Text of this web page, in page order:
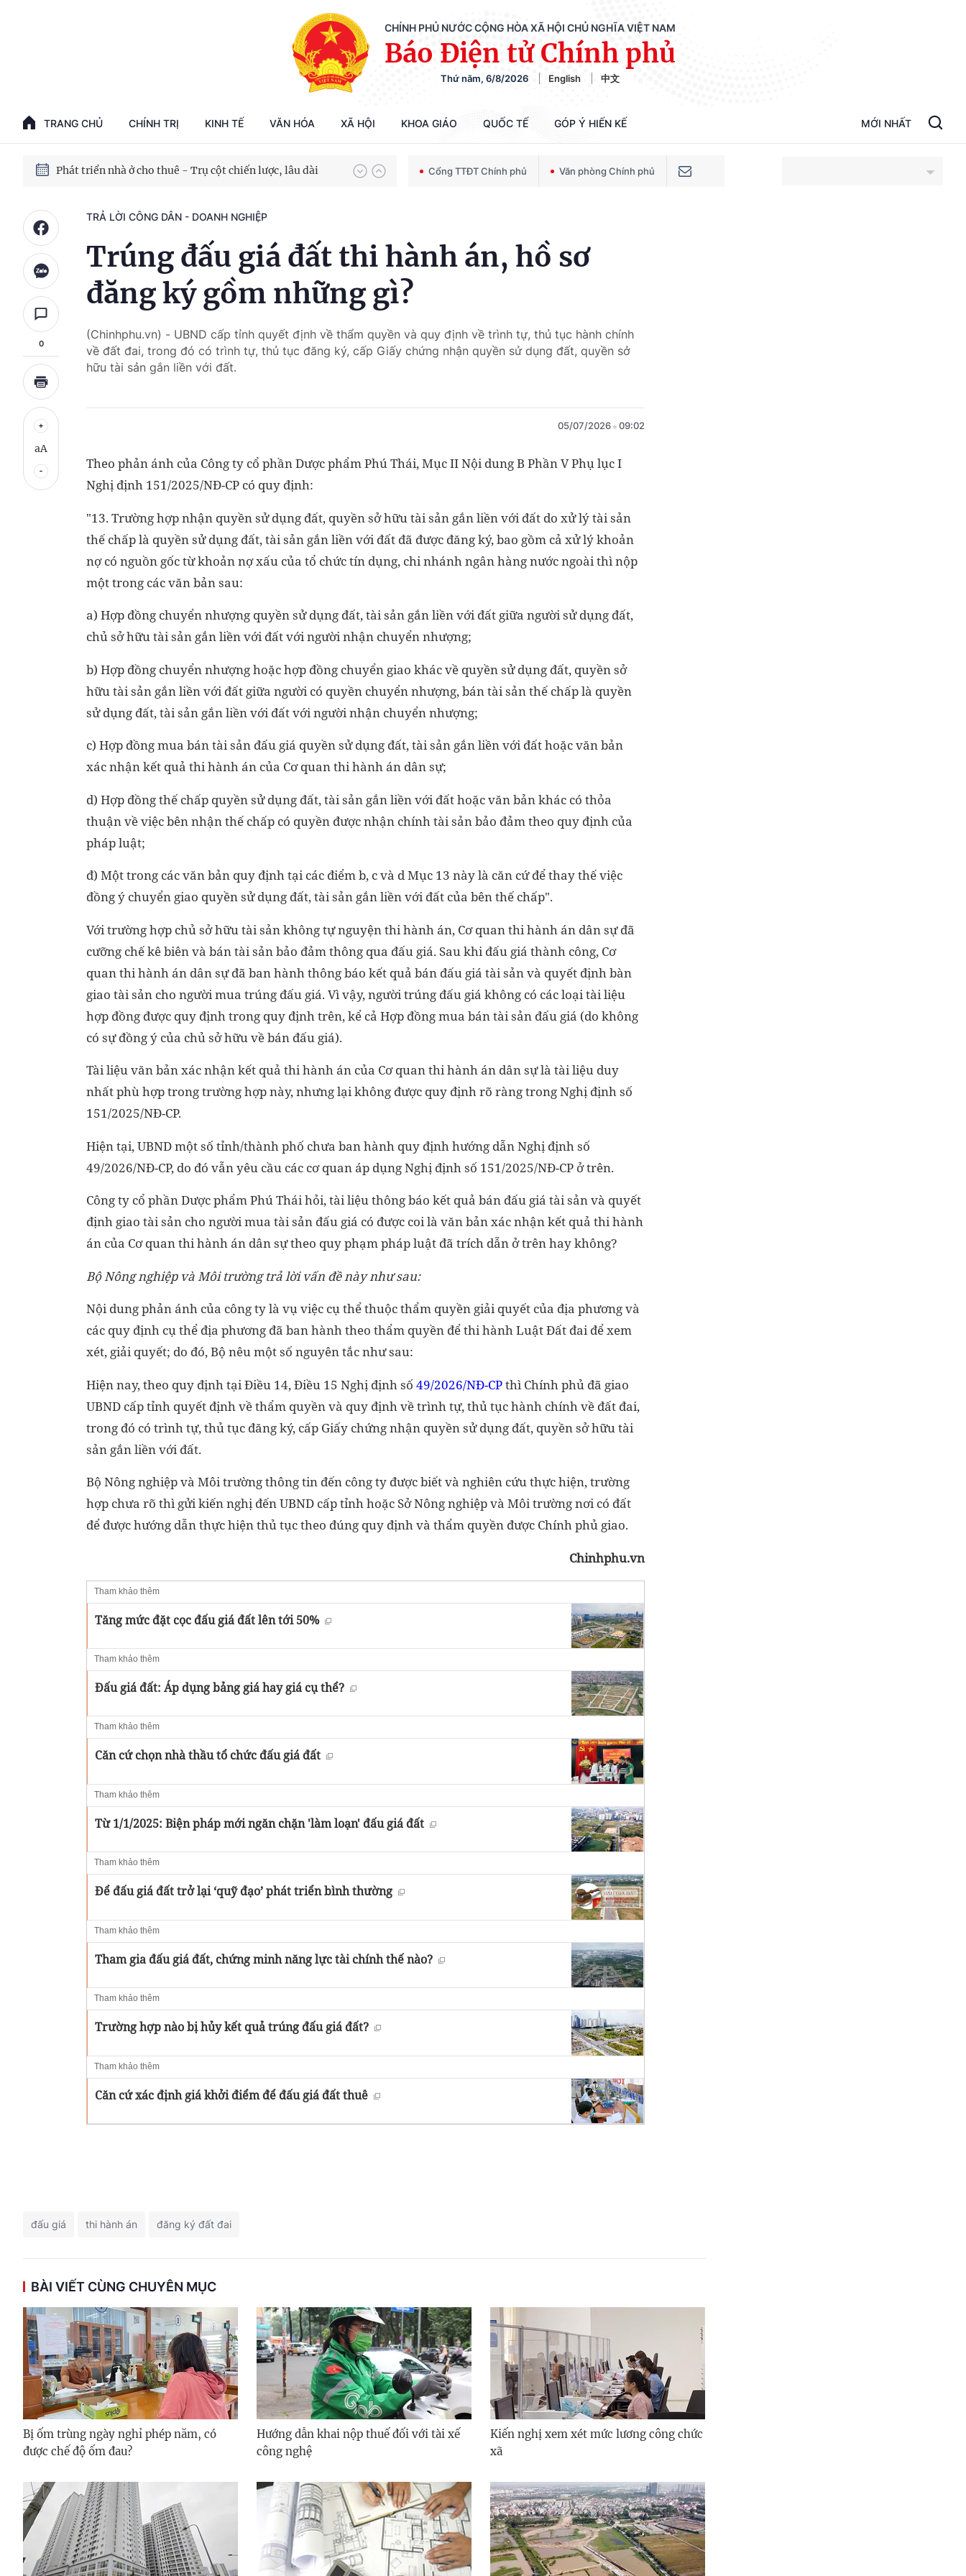
CHÍNH PHỦ NƯỚC CỘNG HÒA XÃ HỘI CHỦ NGHĨA VIỆT NAM
Báo Điện tử Chính phủ
Thứ năm, 6/8/2026 English 中文
TRANG CHỦ CHÍNH TRỊ KINH TẾ VĂN HÓA XÃ HỘI KHOA GIÁO QUỐC TẾ GÓP Ý HIẾN KẾ MỚI NHẤT
Phát triển kinh tế nhà nước trong kỷ nguyên mới
Chiến dịch 500 ngày đêm tìm kiếm, quy tập và xác định danh tính hài cốt liệt sĩ
Bảo vệ nền tảng tư tưởng của Đảng trong kỷ nguyên phát triển mới
Phát triển nhà ở cho thuê - Trụ cột chiến lược, lâu dài Cổng TTĐT Chính phủ Văn phòng Chính phủ
0
aA
TRẢ LỜI CÔNG DÂN - DOANH NGHIỆP
Trúng đấu giá đất thi hành án, hồ sơ
đăng ký gồm những gì?
(Chinhphu.vn) - UBND cấp tỉnh quyết định về thẩm quyền và quy định về trình tự, thủ tục hành chính
về đất đai, trong đó có trình tự, thủ tục đăng ký, cấp Giấy chứng nhận quyền sử dụng đất, quyền sở
hữu tài sản gắn liền với đất.
05/07/2026 09:02
Theo phản ánh của Công ty cổ phần Dược phẩm Phú Thái, Mục II Nội dung B Phần V Phụ lục I
Nghị định 151/2025/NĐ-CP có quy định:
"13. Trường hợp nhận quyền sử dụng đất, quyền sở hữu tài sản gắn liền với đất do xử lý tài sản
thế chấp là quyền sử dụng đất, tài sản gắn liền với đất đã được đăng ký, bao gồm cả xử lý khoản
nợ có nguồn gốc từ khoản nợ xấu của tổ chức tín dụng, chi nhánh ngân hàng nước ngoài thì nộp
một trong các văn bản sau:
a) Hợp đồng chuyển nhượng quyền sử dụng đất, tài sản gắn liền với đất giữa người sử dụng đất,
chủ sở hữu tài sản gắn liền với đất với người nhận chuyển nhượng;
b) Hợp đồng chuyển nhượng hoặc hợp đồng chuyển giao khác về quyền sử dụng đất, quyền sở
hữu tài sản gắn liền với đất giữa người có quyền chuyển nhượng, bán tài sản thế chấp là quyền
sử dụng đất, tài sản gắn liền với đất với người nhận chuyển nhượng;
c) Hợp đồng mua bán tài sản đấu giá quyền sử dụng đất, tài sản gắn liền với đất hoặc văn bản
xác nhận kết quả thi hành án của Cơ quan thi hành án dân sự;
d) Hợp đồng thế chấp quyền sử dụng đất, tài sản gắn liền với đất hoặc văn bản khác có thỏa
thuận về việc bên nhận thế chấp có quyền được nhận chính tài sản bảo đảm theo quy định của
pháp luật;
đ) Một trong các văn bản quy định tại các điểm b, c và d Mục 13 này là căn cứ để thay thế việc
đồng ý chuyển giao quyền sử dụng đất, tài sản gắn liền với đất của bên thế chấp".
Với trường hợp chủ sở hữu tài sản không tự nguyện thi hành án, Cơ quan thi hành án dân sự đã
cưỡng chế kê biên và bán tài sản bảo đảm thông qua đấu giá. Sau khi đấu giá thành công, Cơ
quan thi hành án dân sự đã ban hành thông báo kết quả bán đấu giá tài sản và quyết định bàn
giao tài sản cho người mua trúng đấu giá. Vì vậy, người trúng đấu giá không có các loại tài liệu
hợp đồng được quy định trong quy định trên, kể cả Hợp đồng mua bán tài sản đấu giá (do không
có sự đồng ý của chủ sở hữu về bán đấu giá).
Tài liệu văn bản xác nhận kết quả thi hành án của Cơ quan thi hành án dân sự là tài liệu duy
nhất phù hợp trong trường hợp này, nhưng lại không được quy định rõ ràng trong Nghị định số
151/2025/NĐ-CP.
Hiện tại, UBND một số tỉnh/thành phố chưa ban hành quy định hướng dẫn Nghị định số
49/2026/NĐ-CP, do đó vẫn yêu cầu các cơ quan áp dụng Nghị định số 151/2025/NĐ-CP ở trên.
Công ty cổ phần Dược phẩm Phú Thái hỏi, tài liệu thông báo kết quả bán đấu giá tài sản và quyết
định giao tài sản cho người mua tài sản đấu giá có được coi là văn bản xác nhận kết quả thi hành
án của Cơ quan thi hành án dân sự theo quy phạm pháp luật đã trích dẫn ở trên hay không?
Bộ Nông nghiệp và Môi trường trả lời vấn đề này như sau:
Nội dung phản ánh của công ty là vụ việc cụ thể thuộc thẩm quyền giải quyết của địa phương và
các quy định cụ thể địa phương đã ban hành theo thẩm quyền để thi hành Luật Đất đai để xem
xét, giải quyết; do đó, Bộ nêu một số nguyên tắc như sau:
Hiện nay, theo quy định tại Điều 14, Điều 15 Nghị định số49/2026/NĐ-CPthì Chính phủ đã giao
UBND cấp tỉnh quyết định về thẩm quyền và quy định về trình tự, thủ tục hành chính về đất đai,
trong đó có trình tự, thủ tục đăng ký, cấp Giấy chứng nhận quyền sử dụng đất, quyền sở hữu tài
sản gắn liền với đất.
Bộ Nông nghiệp và Môi trường thông tin đến công ty được biết và nghiên cứu thực hiện, trường
hợp chưa rõ thì gửi kiến nghị đến UBND cấp tỉnh hoặc Sở Nông nghiệp và Môi trường nơi có đất
để được hướng dẫn thực hiện thủ tục theo đúng quy định và thẩm quyền được Chính phủ giao.
Chinhphu.vn
Tham khảo thêm
Tăng mức đặt cọc đấu giá đất lên tới 50%
Tham khảo thêm
Đấu giá đất: Áp dụng bảng giá hay giá cụ thể?
Tham khảo thêm
Căn cứ chọn nhà thầu tổ chức đấu giá đất
Tham khảo thêm
Từ 1/1/2025: Biện pháp mới ngăn chặn 'làm loạn' đấu giá đất
Tham khảo thêm
Để đấu giá đất trở lại ‘quỹ đạo’ phát triển bình thường
Tham khảo thêm
Tham gia đấu giá đất, chứng minh năng lực tài chính thế nào?
Tham khảo thêm
Trường hợp nào bị hủy kết quả trúng đấu giá đất?
Tham khảo thêm
Căn cứ xác định giá khởi điểm để đấu giá đất thuê
đấu giá thi hành án đăng ký đất đai
BÀI VIẾT CÙNG CHUYÊN MỤC
Bị ốm trùng ngày nghỉ phép năm, có
được chế độ ốm đau?
Hướng dẫn khai nộp thuế đối với tài xế
công nghệ
Kiến nghị xem xét mức lương công chức
xã